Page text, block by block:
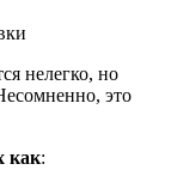
нелегко, но
это
как: